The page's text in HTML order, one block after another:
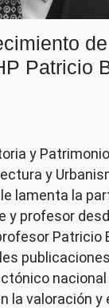
Patricio
y
y
lamenta la
y profesor
Patricio
nacional
la valoración y